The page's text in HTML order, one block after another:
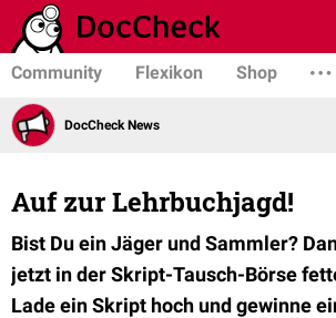
Community Flexikon Shop
DocCheck News
Auf zur Lehrbuchjagd!
Bist Du ein Jäger und Sammler?
jetzt in der Skript-Tausch-Börse
Lade ein Skript hoch und gewinne